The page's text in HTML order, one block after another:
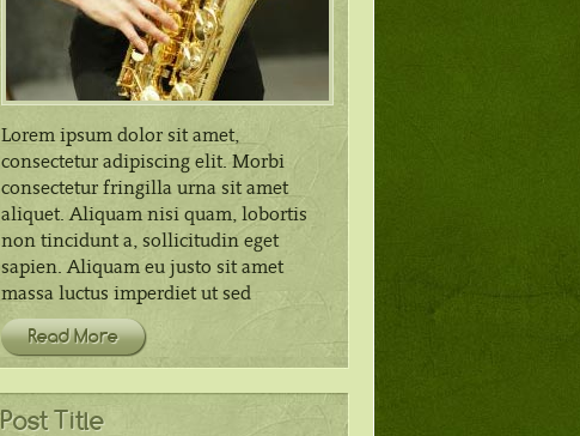
Lorem ipsum dolor sit amet,
consectetur adipiscing elit. Morbi
consectetur fringilla urna sit amet
aliquet. Aliquam nisi quam, lobortis
non tincidunt a, sollicitudin eget
sapien. Aliquam eu justo sit amet
massa luctus imperdiet ut sed
Read More
Post Title